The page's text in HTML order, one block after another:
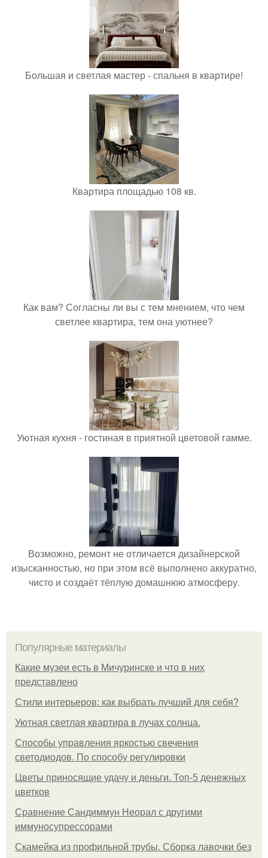
Большая и светлая мастер - спальня в квартире!
Квартира площадью 108 кв.
Как вам? Согласны ли вы с тем мнением, что чем
светлее квартира, тем она уютнее?
Уютная кухня - гостиная в приятной цветовой гамме.
Возможно, ремонт не отличается дизайнерской
изысканностью, но при этом всё выполнено аккуратно,
чисто и создаёт тёплую домашнюю атмосферу.
Популярные материалы
Какие музеи есть в Мичуринске и что в них
представлено
Стили интерьеров: как выбрать лучший для себя?
Уютная светлая квартира в лучах солнца.
Способы управления яркостью свечения
светодиодов. По способу регулировки
Цветы приносящие удачу и деньги. Топ-5 денежных
цветков
Сравнение Сандиммун Неорал с другими
иммуносупрессорами
Скамейка из профильной трубы. Сборка лавочки без